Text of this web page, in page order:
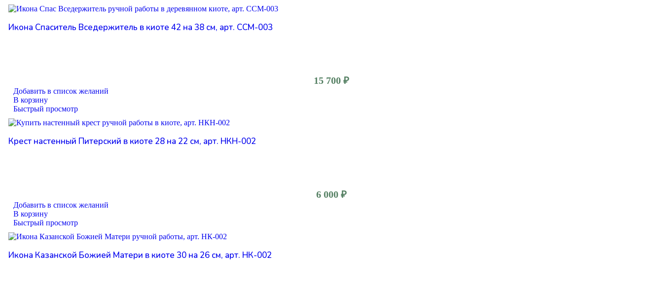
Икона Спаситель Вседержитель в киоте 42 на 38 см, арт. ССМ-003
15 700 ₽
Добавить в список желаний
В корзину
Быстрый просмотр
Крест настенный Питерский в киоте 28 на 22 см, арт. НКН-002
6 000 ₽
Добавить в список желаний
В корзину
Быстрый просмотр
Икона Казанской Божией Матери в киоте 30 на 26 см, арт. НК-002